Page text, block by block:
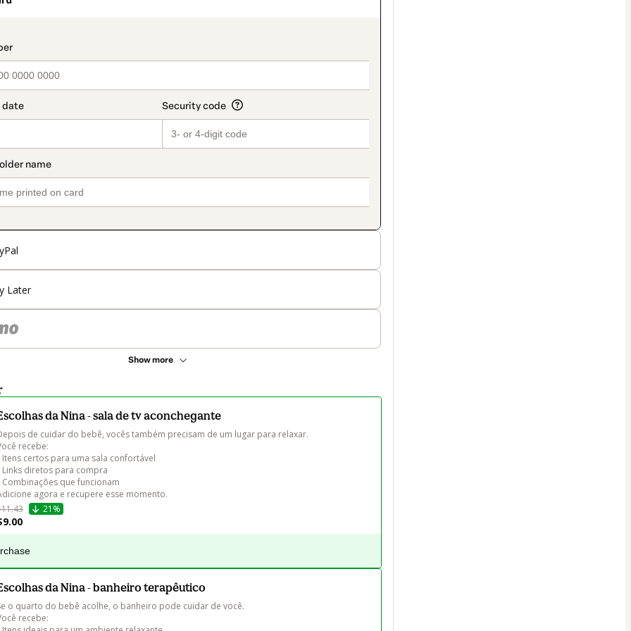
Later
Show more
da Nina - sala de tv aconchegante
de cuidar do bebê, vocês também precisam de um lugar para relaxar.
recebe:
Itens certos para uma sala confortável
Links diretos para compra
Combinações que funcionam
agora e recupere esse momento.
21%
da Nina - banheiro terapêutico
o quarto do bebê acolhe, o banheiro pode cuidar de você.
recebe: